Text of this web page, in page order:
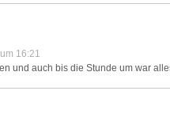
16:21
und auch bis die Stunde um war